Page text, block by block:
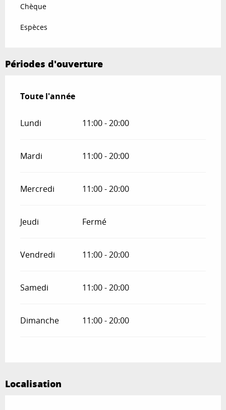
Chèque
Espèces
Périodes d'ouverture
Toute l'année
Toute l'année
Lundi 11:00 - 20:00
Mardi 11:00 - 20:00
Mercredi 11:00 - 20:00
Jeudi Fermé
Vendredi 11:00 - 20:00
Samedi 11:00 - 20:00
Dimanche 11:00 - 20:00
Localisation